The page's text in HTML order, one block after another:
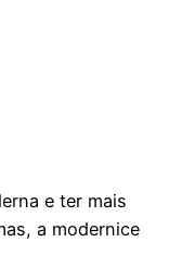
e ter mais
a modernice